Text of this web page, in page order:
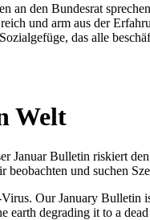
den Bundesrat
und arm aus der
das alle
Welt
Januar Bulletin riskiert
und suchen
Our January
degrading it to a